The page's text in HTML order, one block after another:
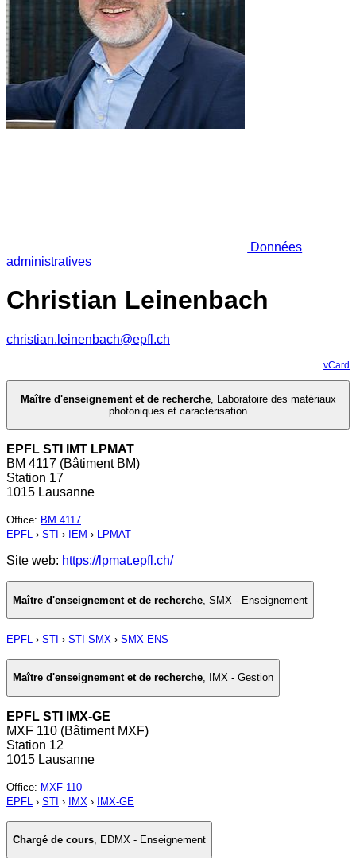
Données
administratives
Christian Leinenbach
christian.leinenbach@epfl.ch
vCard
Maître d'enseignement et de recherche, Laboratoire des matériaux
photoniques et caractérisation
EPFL STI IMT LPMAT
BM 4117 (Bâtiment BM)
Station 17
1015 Lausanne
Office: BM 4117
EPFL › STI › IEM › LPMAT
Site web: https://lpmat.epfl.ch/
Maître d'enseignement et de recherche SMX - Enseignement
EPFL › STI › STI-SMX › SMX-ENS
Maître d'enseignement et de recherche, IMX - Gestion
EPFL STI IMX-GE
MXF 110 (Bâtiment MXF)
Station 12
1015 Lausanne
Office: MXF 110
EPFL › STI › IMX › IMX-GE
Chargé de cours, EDMX - Enseignement